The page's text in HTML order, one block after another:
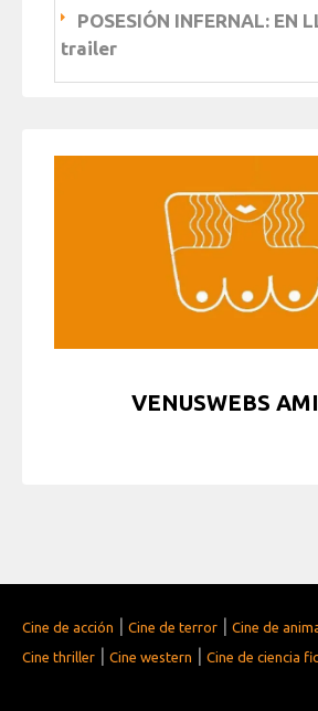
POSESIÓN INFERNAL: EN
trailer
VENUSWEBS
Cine de acción | Cine de terror | Cine de
Cine thriller | Cine western | Cine de ciencia